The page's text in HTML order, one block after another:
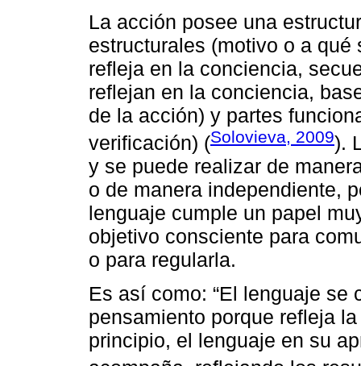
La acción posee una
estructurales (motivo o a
refleja en la conciencia,
reflejan en la conciencia,
de la acción) y partes
verificación) (Solovieva, 2009).
y se puede realizar de
o de manera independiente,
lenguaje cumple un papel
objetivo consciente para
o para regularla.
Es así como: “El lenguaje se
pensamiento porque refleja
principio, el lenguaje en su